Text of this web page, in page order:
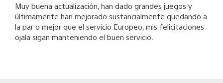
Muy buena actualización, han dado grandes juegos y
últimamente han mejorado sustancialmente quedando a
la par o mejor que el servicio Europeo, mis felicitaciones
ojala sigan manteniendo el buen servicio.